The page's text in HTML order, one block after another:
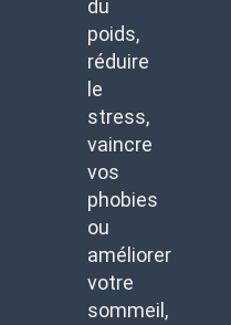
du
poids,
réduire
le
stress,
vaincre
vos
phobies
ou
améliorer
votre
sommeil,